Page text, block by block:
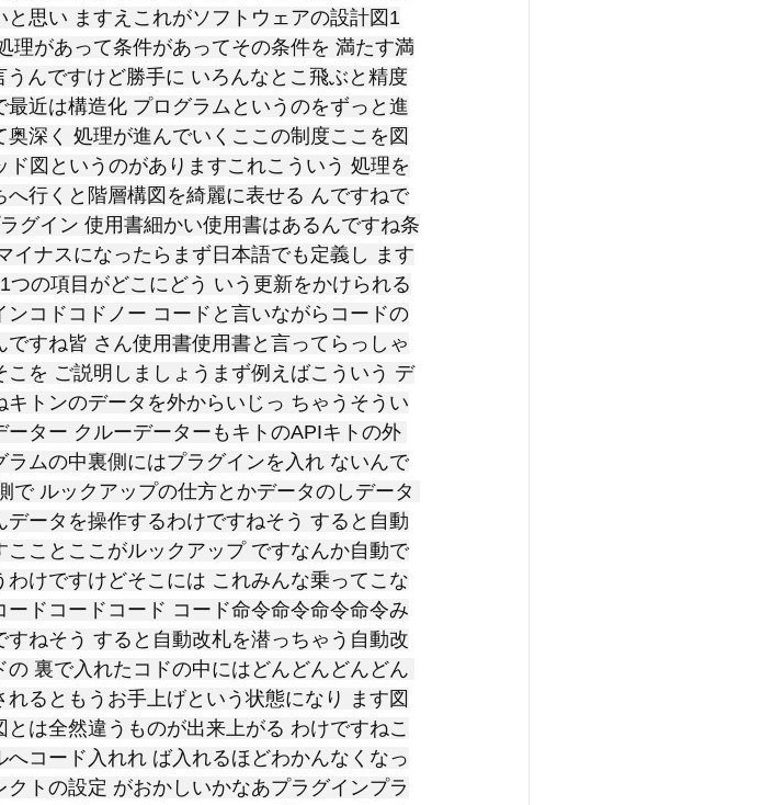
思い ますえこれがソフトウェアの設計図1
理があって条件があってその条件を 満たす満
んですけど勝手に いろんなとこ飛ぶと精度
近は構造化 プログラムというのをずっと進
深く 処理が進んでいくここの制度ここを図
図というのがありますこれこういう 処理を
行くと階層構図を綺麗に表せる んですねで
グイン 使用書細かい使用書はあるんですね条
イナスになったらまず日本語でも定義し ます
の項目がどこにどう いう更新をかけられる
コドコドノー コードと言いながらコードの
すね皆 さん使用書使用書と言ってらっしゃ
を ご説明しましょうまず例えばこういう デ
トンのデータを外からいじっ ちゃうそうい
ター クルーデーターもキトのAPIキトの外
ムの中裏側にはプラグインを入れ ないんで
ルックアップの仕方とかデータのしデータ
ータを操作するわけですねそう すると自動
ことここがルックアップ ですなんか自動で
けですけどそこには これみんな乗ってこな
ドコードコード コード命令命令命令命令み
ねそう すると自動改札を潜っちゃう自動改
裏で入れたコドの中にはどんどんどんどん
るともうお手上げという状態になり ます図
は全然違うものが出来上がる わけですねこ
コード入れれ ば入れるほどわかんなくなっ
トの設定 がおかしいかなあプラグインプラ